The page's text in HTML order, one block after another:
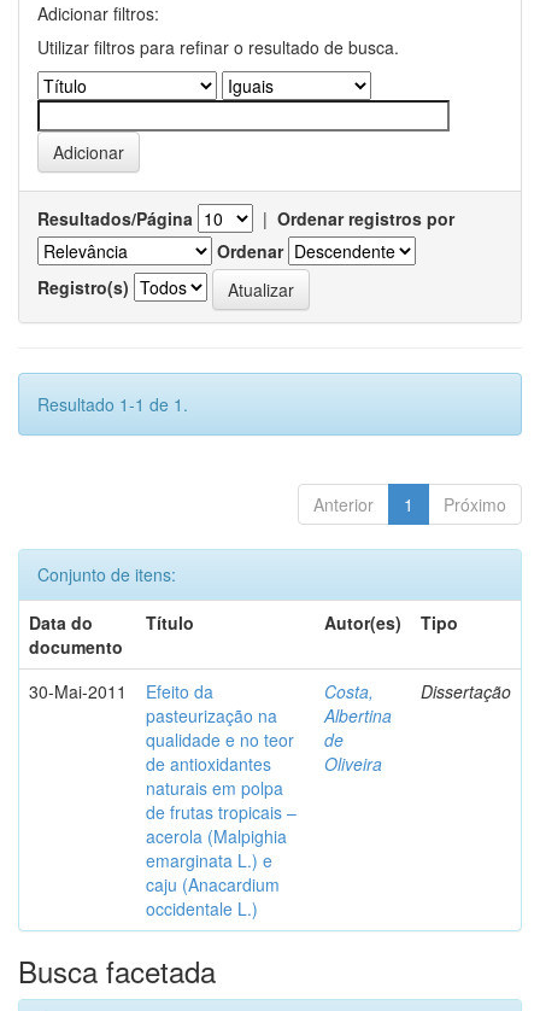
Adicionar filtros:
Utilizar filtros para refinar o resultado de busca.
Resultados/Página | Ordenar registros por
Ordenar
Registro(s)
Resultado 1-1 de 1.
Anterior 1 Próximo
Conjunto de itens:
Data do
documento
Título Autor(es) Tipo
30-Mai-2011
Efeito da
pasteurização na
qualidade e no teor
de antioxidantes
naturais em polpa
de frutas tropicais –
acerola (Malpighia
emarginata L.) e
caju (Anacardium
occidentale L.)
Costa,
Albertina
de
Oliveira
Dissertação
Busca facetada